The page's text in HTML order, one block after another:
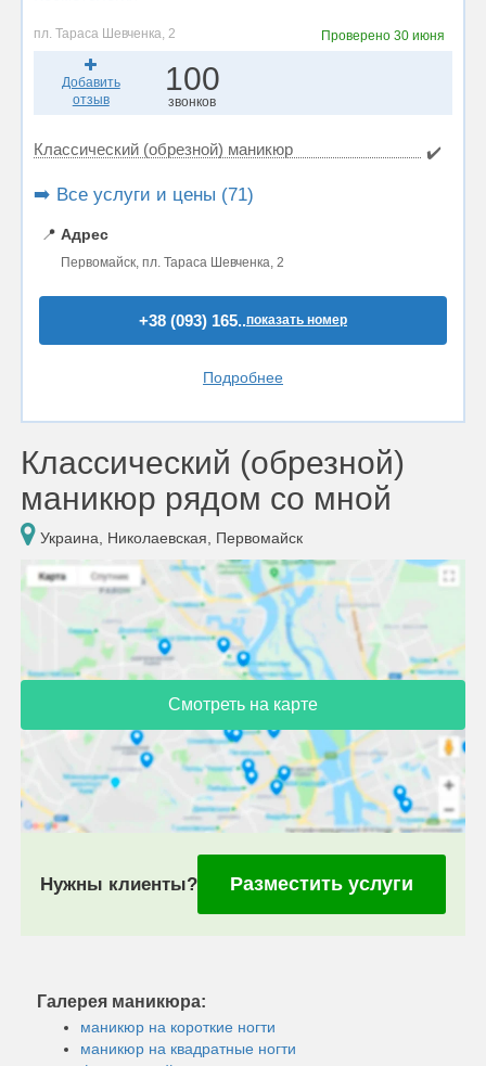
пл. Тараса Шевченка, 2 Проверено 30 июня
Добавить
отзыв
100
звонков
Классический (обрезной) маникюр ✔️
➡️ Все услуги и цены (71)
📍 Адрес
Первомайск, пл. Тараса Шевченка, 2
+38 (093) 165..показать номер
Подробнее
Классический (обрезной)
маникюр рядом со мной
Украина, Николаевская, Первомайск
Смотреть на карте
Нужны клиенты? Разместить услуги
Галерея маникюра:
маникюр на короткие ногти
маникюр на квадратные ногти